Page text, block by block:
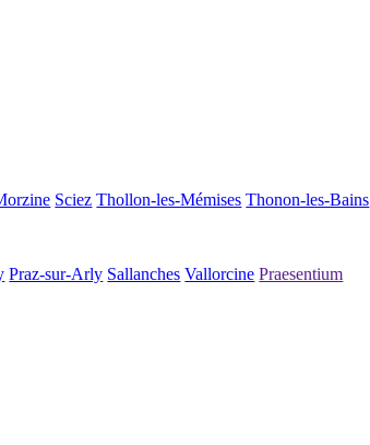
Sciez Thollon-les-Mémises Thonon-les-Bains
Praz-sur-Arly Sallanches Vallorcine Praesentium